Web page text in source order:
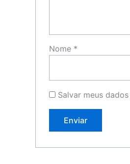
Nome *
Salvar meus